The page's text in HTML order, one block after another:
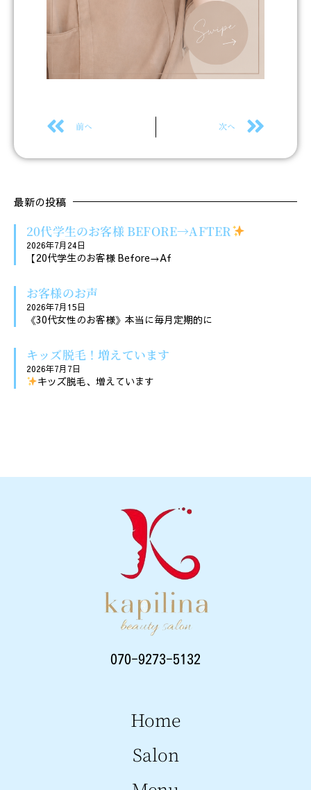
Prev
前へ 次へ
最新の投稿
20代学生のお客様 BEFORE→AFTER
2026年7月24日
【20代学生のお客様 Before→Af
お客様のお声
2026年7月15日
《30代女性のお客様》本当に毎月定期的に
キッズ脱毛！増えています
2026年7月7日
キッズ脱毛、増えています
070-9273-5132
Home
Salon